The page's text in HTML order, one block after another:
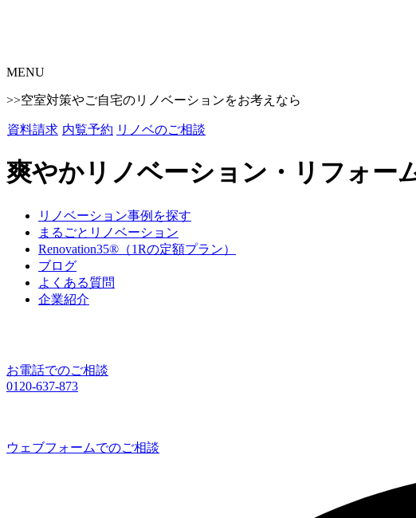
MENU
>>空室対策やご自宅のリノベーションをお考えなら
資料請求 内覧予約 リノベのご相談
爽やかリノベーション・リフォー
リノベーション事例を探す
まるごとリノベーション
Renovation35®（1Rの定額プラン）
ブログ
よくある質問
企業紹介
お電話でのご相談
0120-637-873
ウェブフォームでのご相談